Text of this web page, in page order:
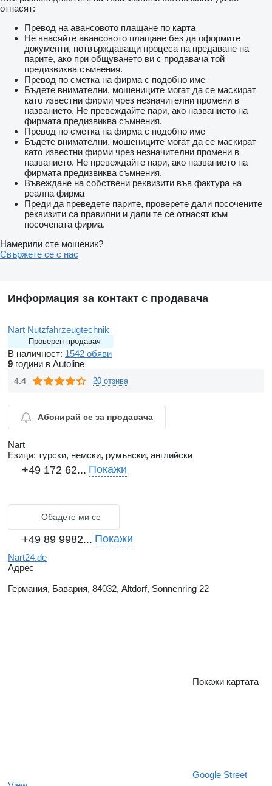
отнасят:
Превод на авансовото плащане по карта
Не внасяйте авансовото плащане без да оформите
документи, потвърждаващи процеса на предаване на
парите, ако при общуването ви с продавача той
предизвиква съмнения.
Превод по сметка на фирма с подобно име
Бъдете внимателни, мошениците могат да се маскират
като известни фирми чрез незначителни промени в
названието. Не превеждайте пари, ако названието на
фирмата предизвиква съмнения.
Превод по сметка на фирма с подобно име
Бъдете внимателни, мошениците могат да се маскират
като известни фирми чрез незначителни промени в
названието. Не превеждайте пари, ако названието на
фирмата предизвиква съмнения.
Въвеждане на собствени реквизити във фактура на
реална фирма
Преди да преведете парите, проверете дали посочените
реквизити са правилни и дали те се отнасят към
посочената фирма.
Намерили сте мошеник?
Свържете се с нас
Информация за контакт с продавача
Nart Nutzfahrzeugtechnik
Проверен продавач
В наличност: 1542 обяви
9 години в Autoline
4.4 20 отзива
Абонирай се за продавача
Nart
Езици: турски, немски, румънски, английски
+49 172 62... Покажи
Обадете ми се
+49 89 9982... Покажи
Nart24.de
Адрес
Германия, Бавария, 84032, Altdorf, Sonnenring 22
Покажи картата
Google Street